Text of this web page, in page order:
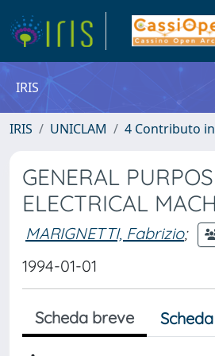
IRIS
IRIS UNICLAM 4 Contributo
GENERAL
ELECTRICAL
MARIGNETTI, Fabrizio;
1994-01-01
Scheda breve